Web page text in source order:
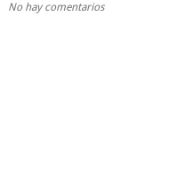
No hay comentarios